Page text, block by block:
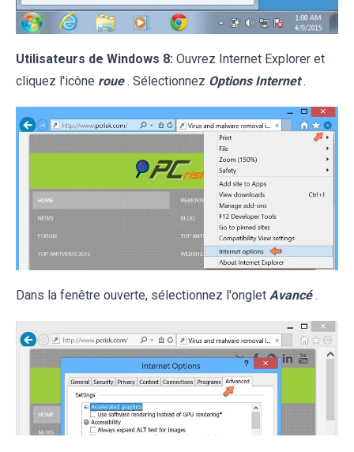
Utilisateurs de Windows 8: Ouvrez Internet Explorer et
cliquez l'icône roue . Sélectionnez Options Internet .
Dans la fenêtre ouverte, sélectionnez l'onglet Avancé .